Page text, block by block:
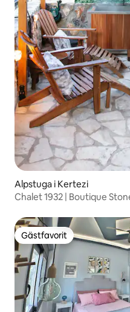
Alpstuga i Kertezi
Chalet 1932 | Boutique
Gästfavorit
Gästfavorit